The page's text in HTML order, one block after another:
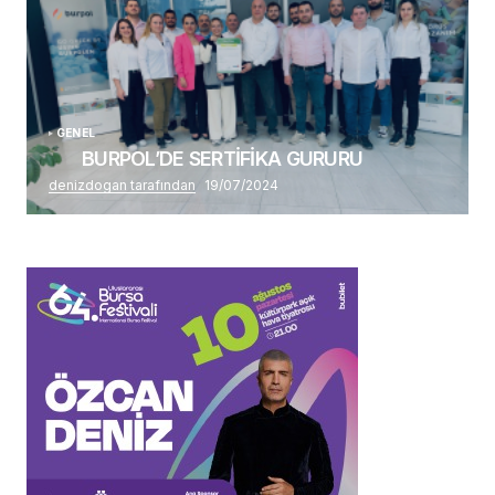
GENEL
BURPOL’DE SERTİFİKA GURURU
denizdogan tarafından 19/07/2024